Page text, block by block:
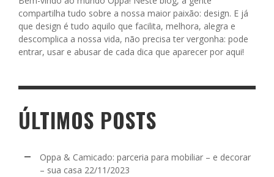
compartilha tudo sobre a nossa maior paixão: design. E já
que design é tudo aquilo que facilita, melhora, alegra e
descomplica a nossa vida, não precisa ter vergonha: pode
entrar, usar e abusar de cada dica que aparecer por aqui!
ÚLTIMOS POSTS
Oppa & Camicado: parceria para mobiliar – e decorar
– sua casa 22/11/2023